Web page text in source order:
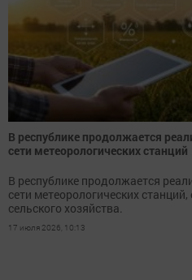
В республике продолжается
сети метеорологических станций
В республике продолжается
сети метеорологических
сельского хозяйства.
17 июля 2026, 10:13